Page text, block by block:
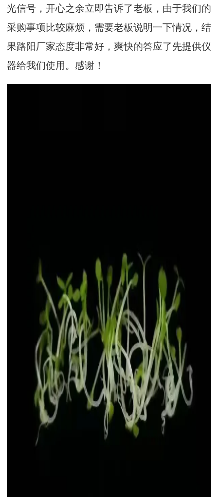
光信号，开心之余立即告诉了老板，由于我们的
采购事项比较麻烦，需要老板说明一下情况，结
果路阳厂家态度非常好，爽快的答应了先提供仪
器给我们使用。感谢！